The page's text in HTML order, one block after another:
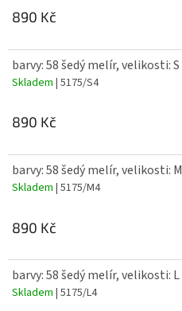
890 Kč
barvy: 58 šedý melír, velikosti: S
Skladem | 5175/S4
890 Kč
barvy: 58 šedý melír, velikosti: M
Skladem | 5175/M4
890 Kč
barvy: 58 šedý melír, velikosti: L
Skladem | 5175/L4